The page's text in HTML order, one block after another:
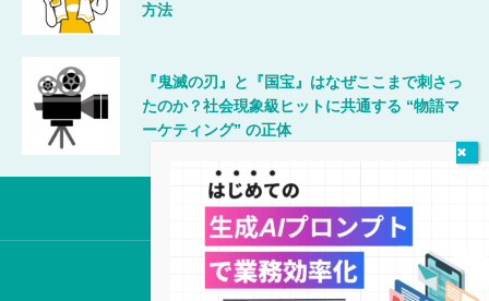
方法
『鬼滅の刃』と『国宝』はなぜここまで刺さっ
たのか？社会現象級ヒットに共通する “物語マ
ーケティング” の正体
唯一無二のマーケティング